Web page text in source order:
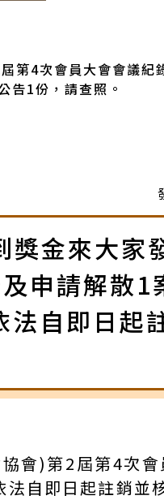
第4次會員大會會議紀
告1份，請查照。
金來大家
申請解散1
自即日起
會)第2屆第4次會
自即日起註銷並